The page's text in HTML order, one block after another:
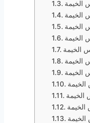
الخيمة
الخيمة
الخيمة
الخيمة
الخيمة
الخيمة
الخيمة